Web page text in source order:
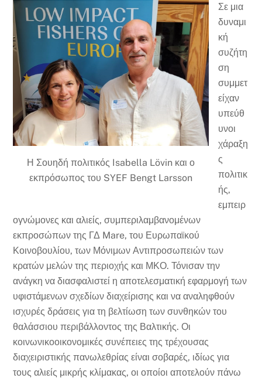
Η Σουηδή πολιτικός Isabella Lövin και ο
εκπρόσωπος του SYEF Bengt Larsson
Σε μια
δυναμι
κή
συζήτη
ση
συμμετ
είχαν
υπεύθ
υνοι
χάραξη
ς
πολιτικ
ής,
εμπειρ
ογνώμονες και αλιείς, συμπεριλαμβανομένων
εκπροσώπων της ΓΔ Mare, του Ευρωπαϊκού
Κοινοβουλίου, των Μόνιμων Αντιπροσωπειών των
κρατών μελών της περιοχής και ΜΚΟ. Τόνισαν την
ανάγκη να διασφαλιστεί η αποτελεσματική εφαρμογή των
υφιστάμενων σχεδίων διαχείρισης και να αναληφθούν
ισχυρές δράσεις για τη βελτίωση των συνθηκών του
θαλάσσιου περιβάλλοντος της Βαλτικής. Οι
κοινωνικοοικονομικές συνέπειες της τρέχουσας
διαχειριστικής πανωλεθρίας είναι σοβαρές, ιδίως για
τους αλιείς μικρής κλίμακας, οι οποίοι αποτελούν πάνω